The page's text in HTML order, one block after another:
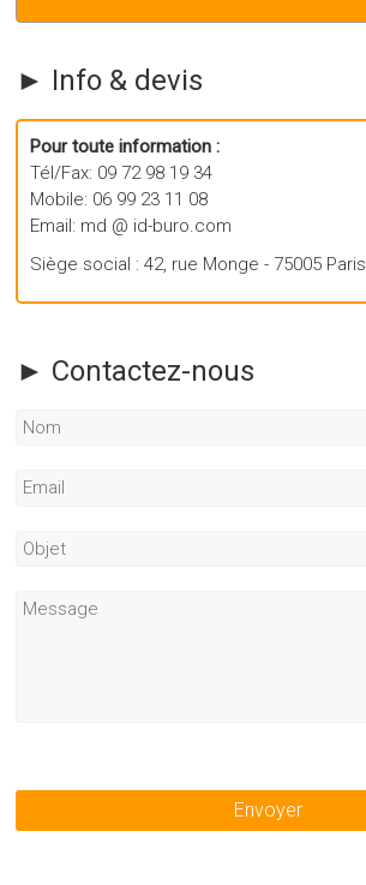
► Info & devis
Pour toute information :
Tél/Fax: 09 72 98 19 34
Mobile: 06 99 23 11 08
Email: md @ id-buro.com
Siège social : 42, rue Monge - 75005 Paris
► Contactez-nous
Envoyer